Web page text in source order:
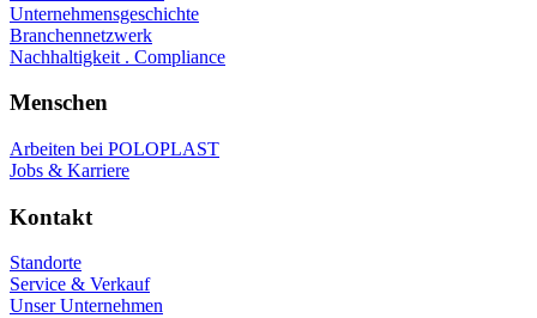
Unternehmensgeschichte
Branchennetzwerk
Nachhaltigkeit . Compliance
Menschen
Arbeiten bei POLOPLAST
Jobs & Karriere
Kontakt
Standorte
Service & Verkauf
Unser Unternehmen